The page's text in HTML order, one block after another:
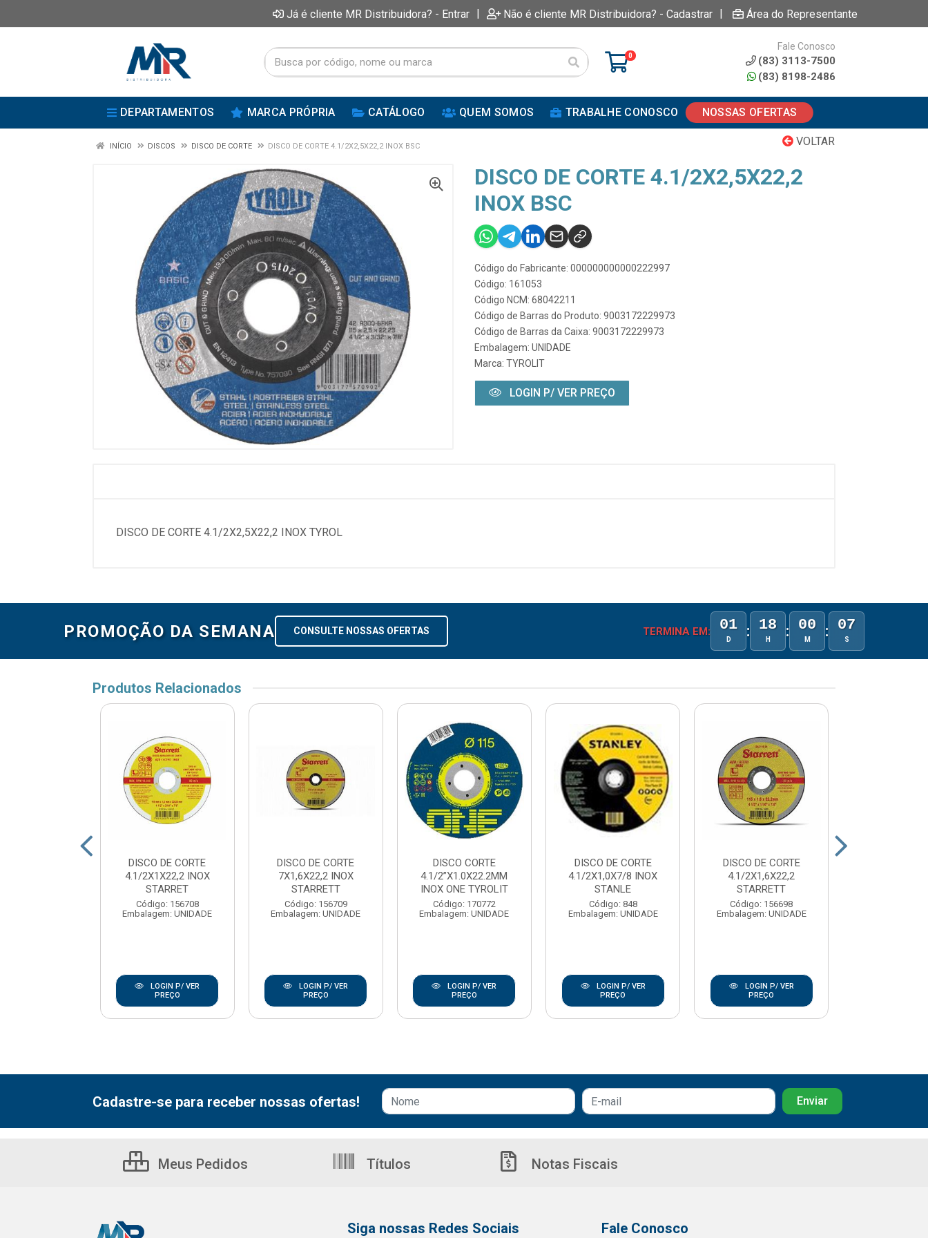
Já é cliente MR Distribuidora? - Entrar | Não é cliente MR Distribuidora? - Cadastrar | Área do Representante
0
Fale Conosco
(83) 3113-7500
(83) 8198-2486
DEPARTAMENTOS MARCA PRÓPRIA CATÁLOGO QUEM SOMOS TRABALHE CONOSCO NOSSAS OFERTAS
VOLTAR
INÍCIO DISCOS DISCO DE CORTE DISCO DE CORTE 4.1/2X2,5X22,2 INOX BSC
DISCO DE CORTE 4.1/2X2,5X22,2
INOX BSC
Código do Fabricante: 000000000000222997
Código: 161053
Código NCM: 68042211
Código de Barras do Produto: 9003172229973
Código de Barras da Caixa: 9003172229973
Embalagem: UNIDADE
Marca: TYROLIT
LOGIN P/ VER PREÇO
DISCO DE CORTE 4.1/2X2,5X22,2 INOX TYROL
PROMOÇÃO DA SEMANA CONSULTE NOSSAS OFERTAS TERMINA EM: 01
D : 18
H : 00
M : 07
S
Produtos Relacionados
DISCO DE CORTE
4.1/2X1X22,2 INOX
STARRET
Código: 156708
Embalagem: UNIDADE
LOGIN P/ VER
PREÇO
DISCO DE CORTE
7X1,6X22,2 INOX
STARRETT
Código: 156709
Embalagem: UNIDADE
LOGIN P/ VER
PREÇO
DISCO CORTE
4.1/2”X1.0X22.2MM
INOX ONE TYROLIT
Código: 170772
Embalagem: UNIDADE
LOGIN P/ VER
PREÇO
DISCO DE CORTE
4.1/2X1,0X7/8 INOX
STANLE
Código: 848
Embalagem: UNIDADE
LOGIN P/ VER
PREÇO
DISCO DE CORTE
4.1/2X1,6X22,2
STARRETT
Código: 156698
Embalagem: UNIDADE
LOGIN P/ VER
PREÇO
Cadastre-se para receber nossas ofertas!
Meus Pedidos Títulos Notas Fiscais
Siga nossas Redes Sociais Fale Conosco